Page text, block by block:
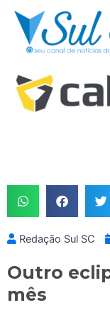
Skip
content
Redação Sul SC
Outro
mês